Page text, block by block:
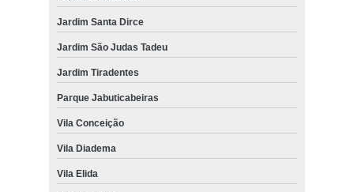
Jardim Santa Dirce
Jardim São Judas Tadeu
Jardim Tiradentes
Parque Jabuticabeiras
Vila Conceição
Vila Diadema
Vila Elida